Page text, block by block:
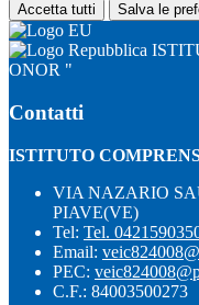
Accetta tutti Salva le
ONOR "
Contatti
ISTITUTO
VIA NAZARIO
PIAVE(VE)
Tel: Tel.
Email:
PEC:
C.F.: 84003500273